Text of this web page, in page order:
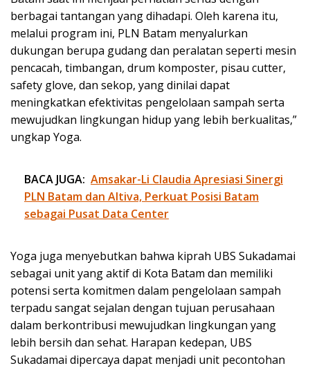
berbagai tantangan yang dihadapi. Oleh karena itu,
melalui program ini, PLN Batam menyalurkan
dukungan berupa gudang dan peralatan seperti mesin
pencacah, timbangan, drum komposter, pisau cutter,
safety glove, dan sekop, yang dinilai dapat
meningkatkan efektivitas pengelolaan sampah serta
mewujudkan lingkungan hidup yang lebih berkualitas,”
ungkap Yoga.
BACA JUGA: Amsakar-Li Claudia Apresiasi Sinergi
PLN Batam dan Altiva, Perkuat Posisi Batam
sebagai Pusat Data Center
Yoga juga menyebutkan bahwa kiprah UBS Sukadamai
sebagai unit yang aktif di Kota Batam dan memiliki
potensi serta komitmen dalam pengelolaan sampah
terpadu sangat sejalan dengan tujuan perusahaan
dalam berkontribusi mewujudkan lingkungan yang
lebih bersih dan sehat. Harapan kedepan, UBS
Sukadamai dipercaya dapat menjadi unit pecontohan